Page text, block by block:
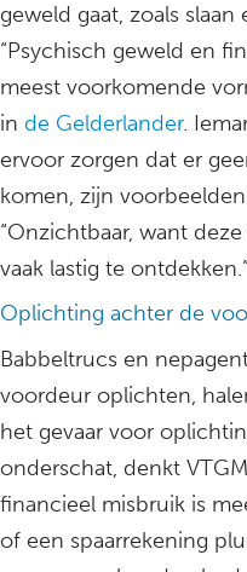
geweld gaat, zoals
“Psychisch geweld en
meest voorkomende
in de Gelderlander.
ervoor zorgen dat er
komen, zijn
“Onzichtbaar, want
vaak lastig te ontdekken.”
Oplichting achter de
Babbeltrucs en
voordeur oplichten,
het gevaar voor
onderschat, denkt
financieel misbruik is
of een spaarrekening